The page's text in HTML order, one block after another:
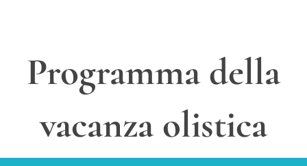
Programma della
vacanza olistica